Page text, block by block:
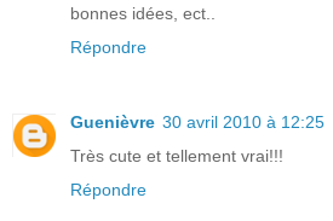
bonnes idées, ect..
Répondre
Guenièvre 30 avril 2010 à 12:25
Très cute et tellement vrai!!!
Répondre